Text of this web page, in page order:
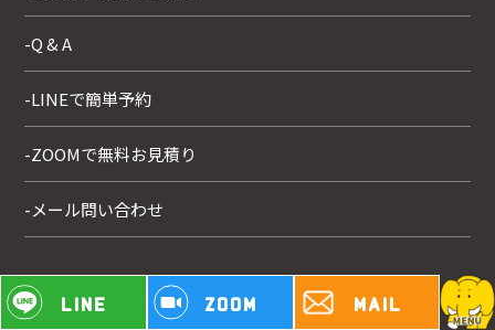
LINE ZOOM MAIL
-Q & A
-LINEで簡単予約
-ZOOMで無料お見積り
-メール問い合わせ
© 2023 株式会社万代ホーム